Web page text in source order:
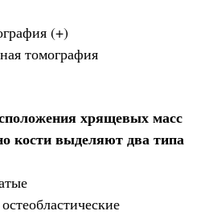
(+)
томография
хрящевых масс
кости выделяют два типа